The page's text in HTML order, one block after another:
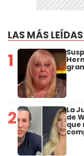
LAS MÁS LEÍDAS
1
2 La
de
que